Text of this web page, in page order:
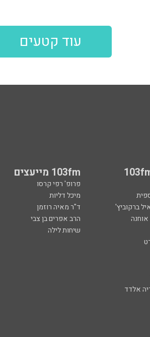
עוד קטעים
103fm מייעצים
פרופ' רפי קרסו
מיכל דליות
ברקוביץ'
ד"ר מאיה רוזמן
אוחנה
הרב אפרים בן צבי
שיחות לילה
אלדד